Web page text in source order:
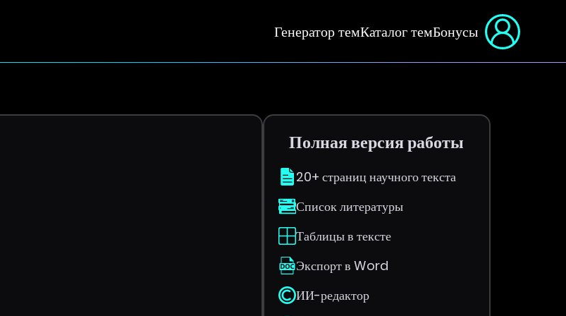
Генератор темКаталог темБонусы
Полная версия работы
20+ страниц научного текста
Список литературы
Таблицы в тексте
Экспорт в Word
ИИ-редактор